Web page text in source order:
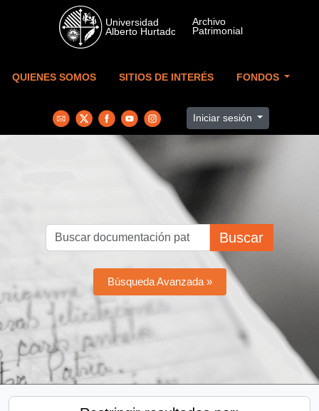
Skip to main content
QUIENES SOMOS SITIOS DE INTERÉS FONDOS
Iniciar sesión
Buscar
Búsqueda Avanzada »